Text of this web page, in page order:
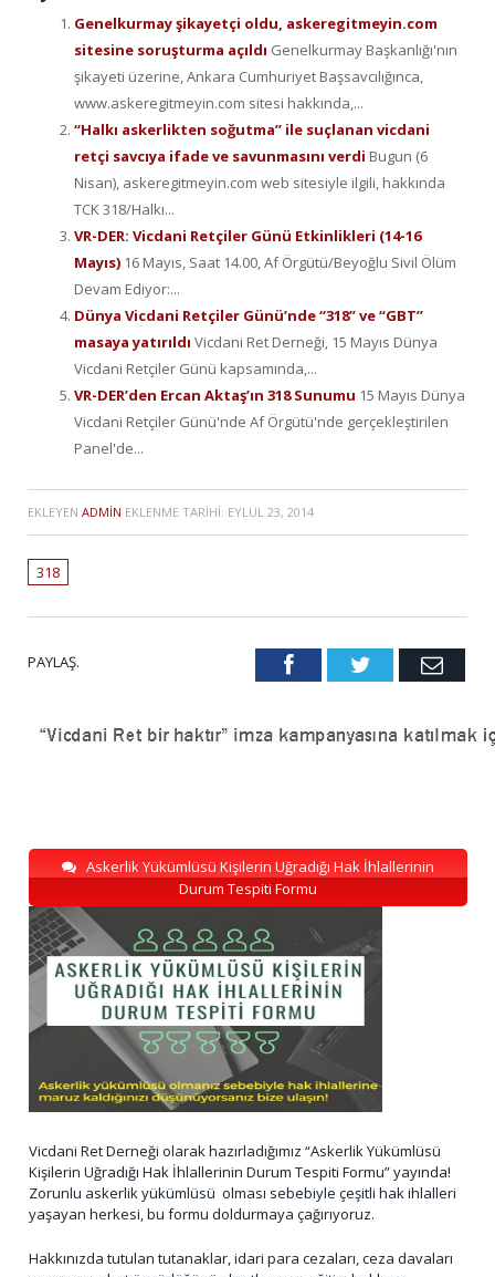
Genelkurmay şikayetçi oldu, askeregitmeyin.com
sitesine soruşturma açıldı Genelkurmay Başkanlığı'nın
şikayeti üzerine, Ankara Cumhuriyet Başsavcılığınca,
www.askeregitmeyin.com sitesi hakkında,...
“Halkı askerlikten soğutma” ile suçlanan vicdani
retçi savcıya ifade ve savunmasını verdi Bugun (6
Nisan), askeregitmeyin.com web sitesiyle ilgili, hakkında
TCK 318/Halkı...
VR-DER: Vicdani Retçiler Günü Etkinlikleri (14-16
Mayıs) 16 Mayıs, Saat 14.00, Af Örgütü/Beyoğlu Sivil Ölüm
Devam Ediyor:...
Dünya Vicdani Retçiler Günü’nde “318” ve “GBT”
masaya yatırıldı Vicdani Ret Derneği, 15 Mayıs Dünya
Vicdani Retçiler Günü kapsamında,...
VR-DER’den Ercan Aktaş’ın 318 Sunumu 15 Mayıs Dünya
Vicdani Retçiler Günü'nde Af Örgütü'nde gerçekleştirilen
Panel'de...
EKLEYEN ADMIN EKLENME TARIHI: EYLÜL 23, 2014
318
PAYLAŞ. FacebookTwitter Email
Askerlik Yükümlüsü Kişilerin Uğradığı Hak İhlallerinin
Durum Tespiti Formu
Vicdani Ret Derneği olarak hazırladığımız “Askerlik Yükümlüsü
Kişilerin Uğradığı Hak İhlallerinin Durum Tespiti Formu” yayında!
Zorunlu askerlik yükümlüsü olması sebebiyle çeşitli hak ihlalleri
yaşayan herkesi, bu formu doldurmaya çağırıyoruz.
Hakkınızda tutulan tutanaklar, idari para cezaları, ceza davaları